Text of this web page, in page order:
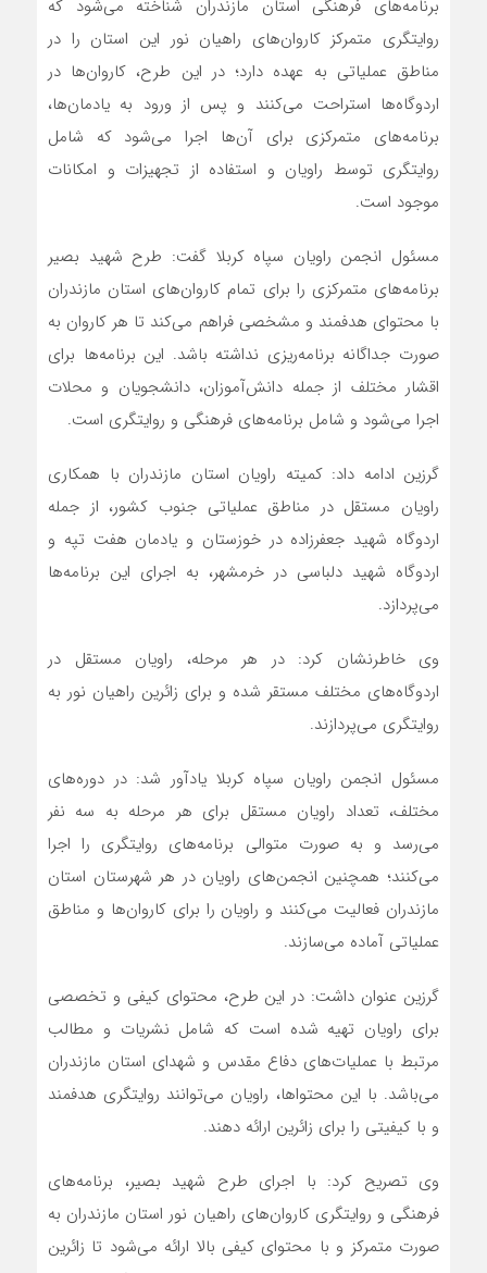
برنامه‌های فرهنگی استان مازندران شناخته می‌شود که
روایتگری متمرکز کاروان‌های راهیان نور این استان را در
مناطق عملیاتی به عهده دارد؛ در این طرح، کاروان‌ها در
اردوگاه‌ها استراحت می‌کنند و پس از ورود به یادمان‌ها،
برنامه‌های متمرکزی برای آن‌ها اجرا می‌شود که شامل
روایتگری توسط راویان و استفاده از تجهیزات و امکانات
موجود است.
مسئول انجمن راویان سپاه کربلا گفت: طرح شهید بصیر
برنامه‌های متمرکزی را برای تمام کاروان‌های استان مازندران
با محتوای هدفمند و مشخصی فراهم می‌کند تا هر کاروان به
صورت جداگانه برنامه‌ریزی نداشته باشد. این برنامه‌ها برای
اقشار مختلف از جمله دانش‌آموزان، دانشجویان و محلات
اجرا می‌شود و شامل برنامه‌های فرهنگی و روایتگری است.
گرزین ادامه داد: کمیته راویان استان مازندران با همکاری
راویان مستقل در مناطق عملیاتی جنوب کشور، از جمله
اردوگاه شهید جعفرزاده در خوزستان و یادمان هفت تپه و
اردوگاه شهید دلباسی در خرمشهر، به اجرای این برنامه‌ها
می‌پردازد.
وی خاطرنشان کرد: در هر مرحله، راویان مستقل در
اردوگاه‌های مختلف مستقر شده و برای زائرین راهیان نور به
روایتگری می‌پردازند.
مسئول انجمن راویان سپاه کربلا یادآور شد: در دوره‌های
مختلف، تعداد راویان مستقل برای هر مرحله به سه نفر
می‌رسد و به صورت متوالی برنامه‌های روایتگری را اجرا
می‌کنند؛ همچنین انجمن‌های راویان در هر شهرستان استان
مازندران فعالیت می‌کنند و راویان را برای کاروان‌ها و مناطق
عملیاتی آماده می‌سازند.
گرزین عنوان داشت: در این طرح، محتوای کیفی و تخصصی
برای راویان تهیه شده است که شامل نشریات و مطالب
مرتبط با عملیات‌های دفاع مقدس و شهدای استان مازندران
می‌باشد. با این محتواها، راویان می‌توانند روایتگری هدفمند
و با کیفیتی را برای زائرین ارائه دهند.
وی تصریح کرد: با اجرای طرح شهید بصیر، برنامه‌های
فرهنگی و روایتگری کاروان‌های راهیان نور استان مازندران به
صورت متمرکز و با محتوای کیفی بالا ارائه می‌شود تا زائرین